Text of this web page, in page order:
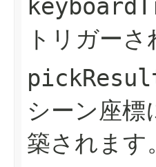
トリガー
シーン座標
築されます。